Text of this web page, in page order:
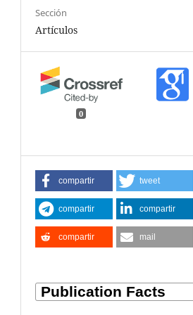
Sección
Artículos
0
compartir tweet
compartir compartir
compartir mail